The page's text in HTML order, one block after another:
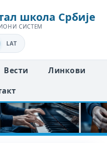
школа Србије
СИСТЕМ
LAT
Вести
Линкови